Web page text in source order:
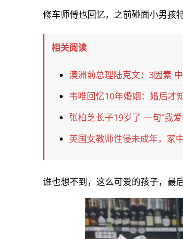
修车师傅也回忆，之前碰面小男孩
相关阅读
澳洲前总理陆克文：3因素
韦唯回忆10年婚姻：婚后才
张柏芝长子19岁了 一句“我
英国女教师性侵未成年，家
谁也想不到，这么可爱的孩子，最